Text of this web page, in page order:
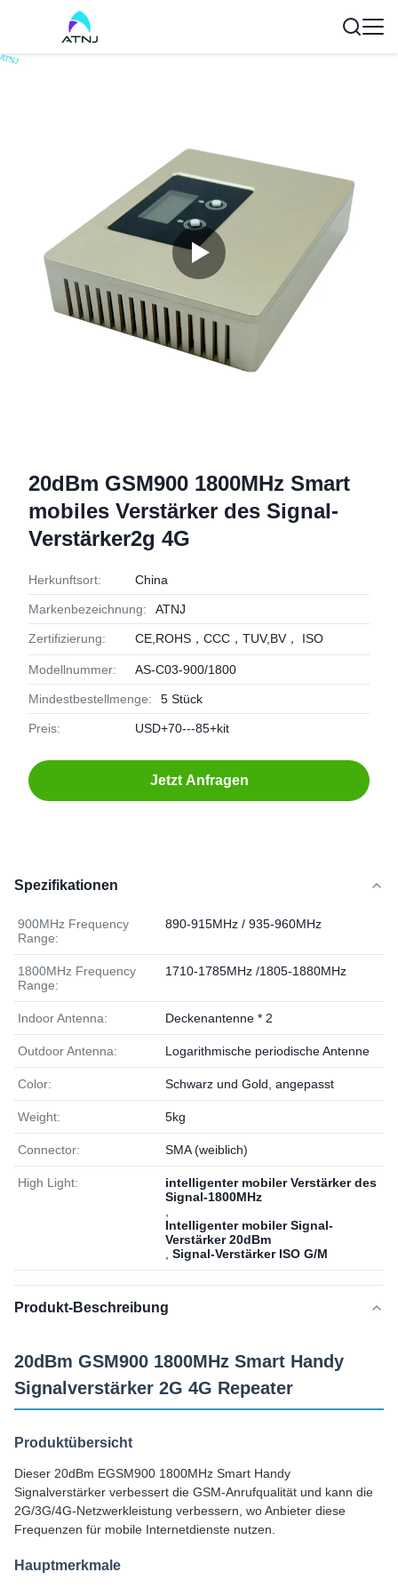
20dBm GSM900 1800MHz Smart
mobiles Verstärker des Signal-
Verstärker2g 4G
Herkunftsort: China
Markenbezeichnung: ATNJ
Zertifizierung: CE,ROHS，CCC，TUV,BV， ISO
Modellnummer: AS-C03-900/1800
Mindestbestellmenge: 5 Stück
Preis: USD+70---85+kit
Jetzt Anfragen
Spezifikationen
900MHz Frequency
Range:
890-915MHz / 935-960MHz
1800MHz Frequency
Range:
1710-1785MHz /1805-1880MHz
Indoor Antenna: Deckenantenne * 2
Outdoor Antenna: Logarithmische periodische Antenne
Color: Schwarz und Gold, angepasst
Weight: 5kg
Connector: SMA (weiblich)
High Light:
intelligenter mobiler Verstärker des
Signal-1800MHz
Intelligenter mobiler Signal-
Verstärker 20dBm
Signal-Verstärker ISO G/M
Produkt-Beschreibung
20dBm GSM900 1800MHz Smart Handy
Signalverstärker 2G 4G Repeater
Produktübersicht
Dieser 20dBm EGSM900 1800MHz Smart Handy
Signalverstärker verbessert die GSM-Anrufqualität und kann die
2G/3G/4G-Netzwerkleistung verbessern, wo Anbieter diese
Frequenzen für mobile Internetdienste nutzen.
Hauptmerkmale